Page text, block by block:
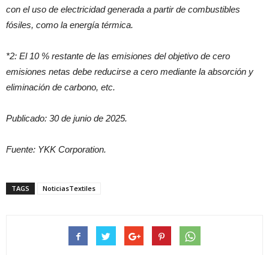
con el uso de electricidad generada a partir de combustibles
fósiles, como la energía térmica.
*2: El 10 % restante de las emisiones del objetivo de cero
emisiones netas debe reducirse a cero mediante la absorción y
eliminación de carbono, etc.
Publicado: 30 de junio de 2025.
Fuente: YKK Corporation.
TAGS NoticiasTextiles